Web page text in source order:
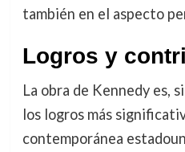
también en el aspecto
Logros y
La obra de Kennedy es,
los logros más
contemporánea